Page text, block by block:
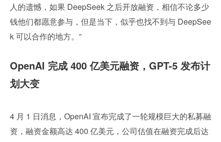
人的遗憾，如果 DeepSeek 之后开放融资，相信不论多少
钱他们都愿意参与，但是当下，似乎也找不到与 DeepSee
k 可以合作的地方。”
OpenAI 完成 400 亿美元融资，GPT-5 发布计
划大变
4 月 1 日消息，OpenAI 宣布完成了一轮规模巨大的私募融
资，融资金额高达 400 亿美元，公司估值在融资完成后达